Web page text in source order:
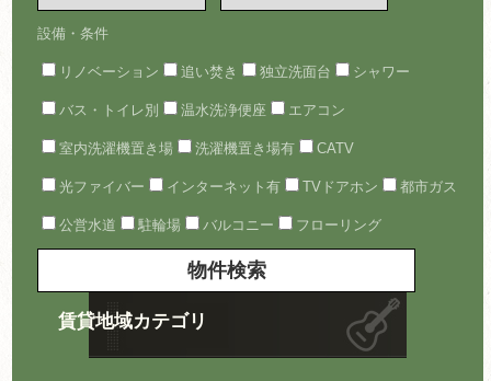
設備・条件
リノベーション 追い焚き 独立洗面台 シャワー
バス・トイレ別 温水洗浄便座 エアコン
室内洗濯機置き場 洗濯機置き場有 CATV
光ファイバー インターネット有 TVドアホン 都市ガス
公営水道 駐輪場 バルコニー フローリング
賃貸地域カテゴリ